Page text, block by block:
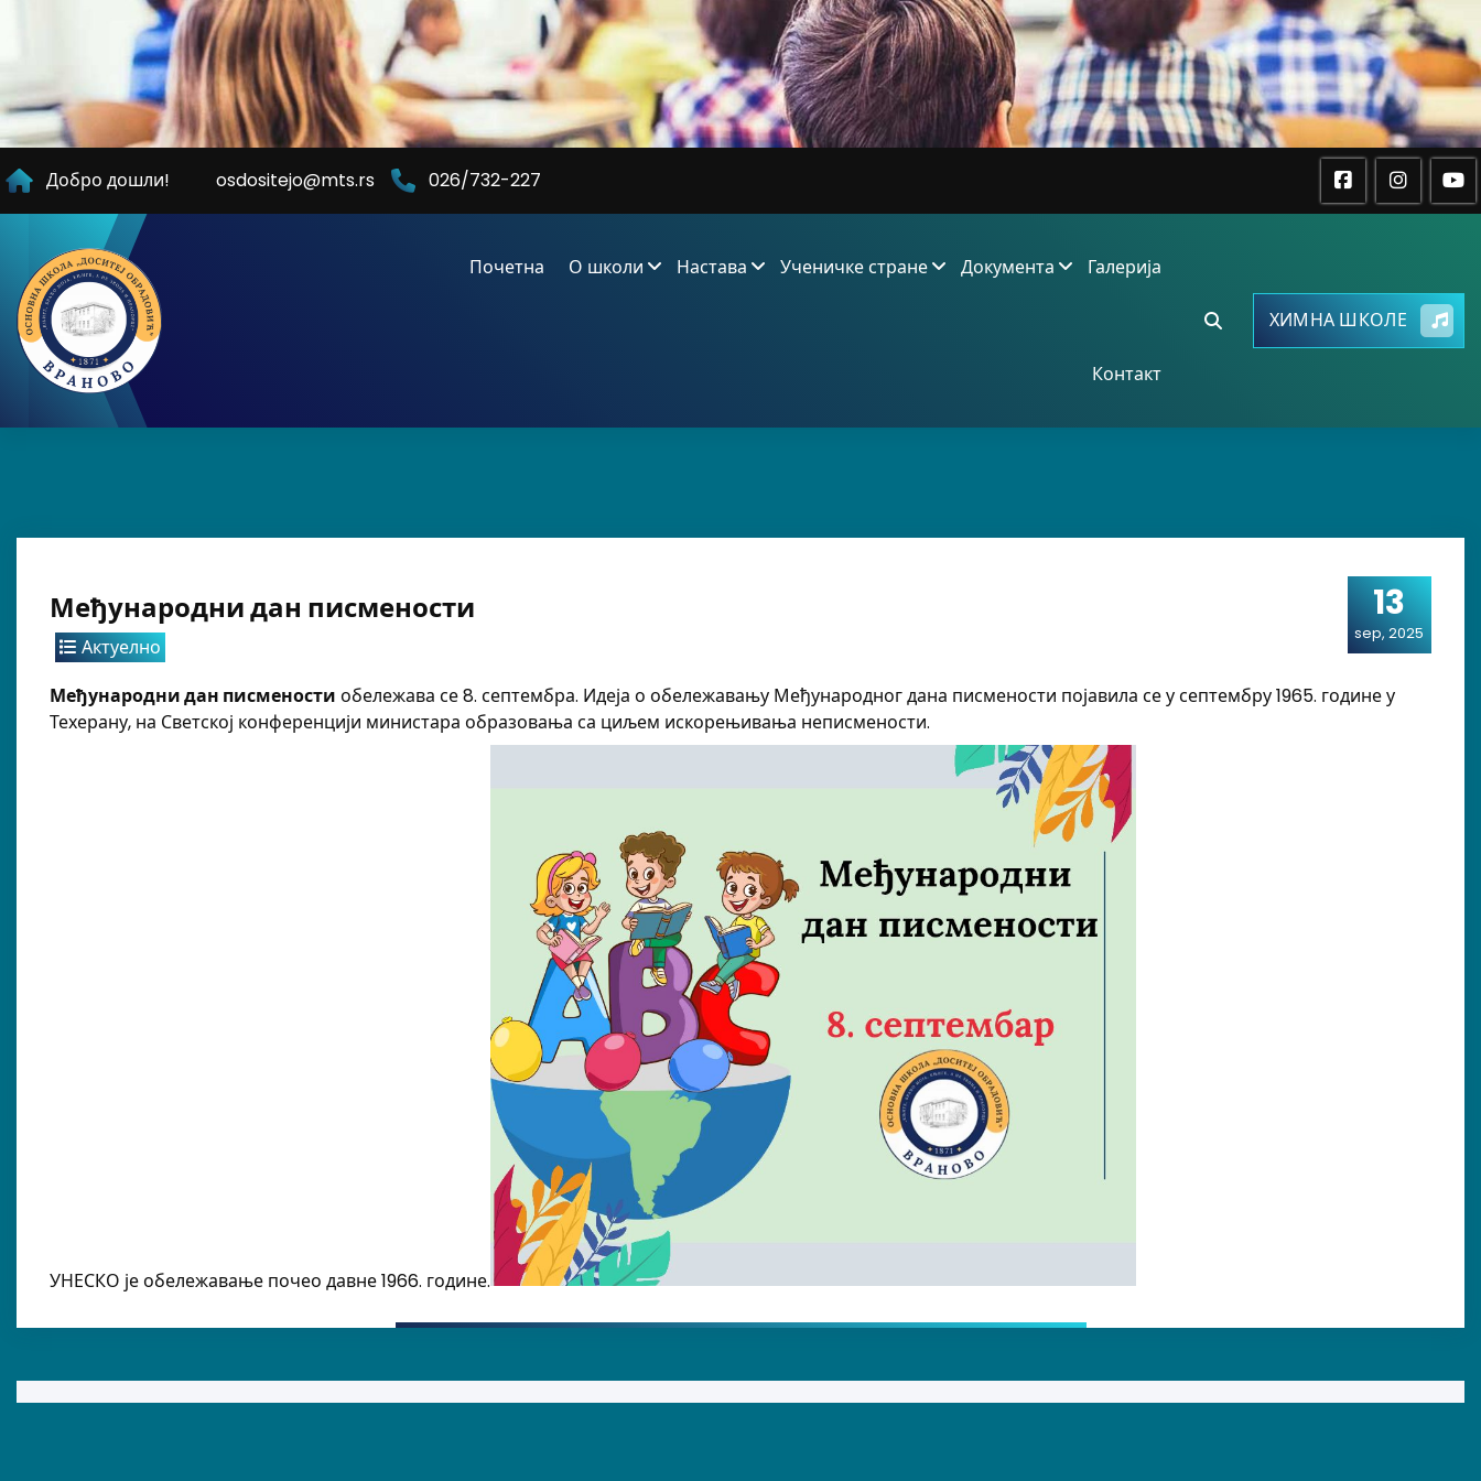
Добро дошли! osdositejo@mts.rs 026/732-227
Почетна О школи Настава Ученичке стране Документа Галерија
Контакт
ХИМНА ШКОЛЕ
13
sep, 2025
Међународни дан писмености
Актуелно
Међународни дан писмености обележава се 8. септембра. Идеја о обележавању Међународног дана писмености појавила се у септембру 1965. године у
Техерану, на Светској конференцији министара образовања са циљем искорењивања неписмености.
УНЕСКО је обележавање почео давне 1966. године.